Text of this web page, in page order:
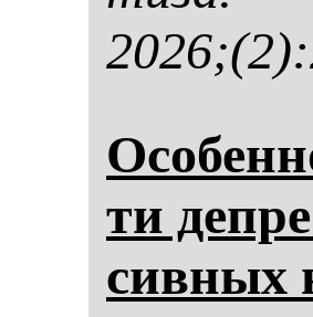
ти
сив­ных